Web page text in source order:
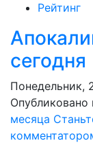
Рейтинг
сегодня
Понедельник,
Опубликовано
месяца